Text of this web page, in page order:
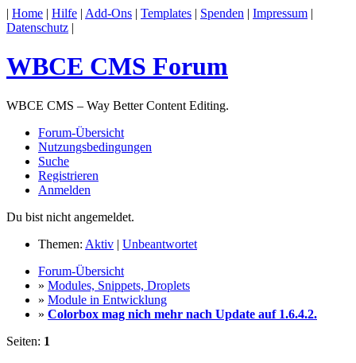
| Home | Hilfe | Add-Ons | Templates | Spenden | Impressum |
Datenschutz |
WBCE CMS Forum
WBCE CMS – Way Better Content Editing.
Forum-Übersicht
Nutzungsbedingungen
Suche
Registrieren
Anmelden
Du bist nicht angemeldet.
Themen: Aktiv | Unbeantwortet
Forum-Übersicht
» Modules, Snippets, Droplets
» Module in Entwicklung
» Colorbox mag nich mehr nach Update auf 1.6.4.2.
Seiten: 1